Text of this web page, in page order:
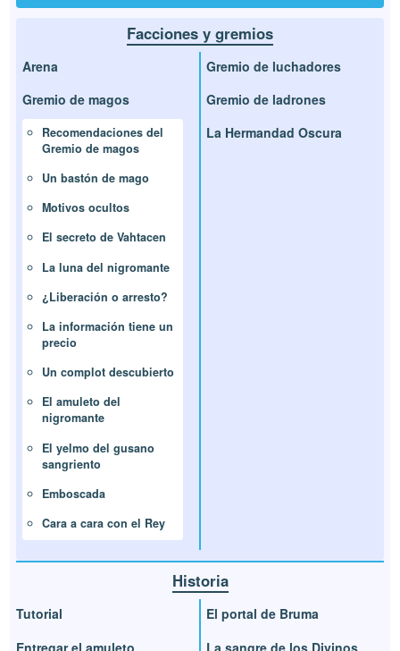
Facciones y gremios
Arena
Gremio de magos
Recomendaciones del
Gremio de magos
Un bastón de mago
Motivos ocultos
El secreto de Vahtacen
La luna del nigromante
¿Liberación o arresto?
La información tiene un
precio
Un complot descubierto
El amuleto del
nigromante
El yelmo del gusano
sangriento
Emboscada
Cara a cara con el Rey
Gremio de luchadores
Gremio de ladrones
La Hermandad Oscura
Historia
Tutorial
Entregar el amuleto
El portal de Bruma
La sangre de los Divinos